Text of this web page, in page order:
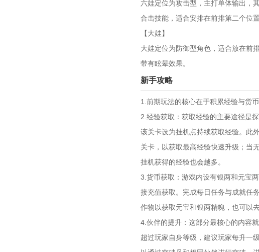
六娃定位为攻击型，主打单体输出，
合击技能，适合安排在前排第二个位置
【大娃】
大娃定位为防御型角色，适合放在前
带有眩晕效果。
新手攻略
1.前期玩法的核心在于积累经验与货
2.经验获取：获取经验的主要途径是
该关卡设为挂机点持续获取经验。此
关卡，以获取最高经验快速升级；当
挂机获得的经验也会越多。
3.货币获取：游戏内设有银两和元宝
接充值获取。完成每日任务与成就任
作物以获取元宝和银两精魄，也可以
4.伙伴的提升：这部分最核心的内容
超过玩家自身等级，建议玩家每升一